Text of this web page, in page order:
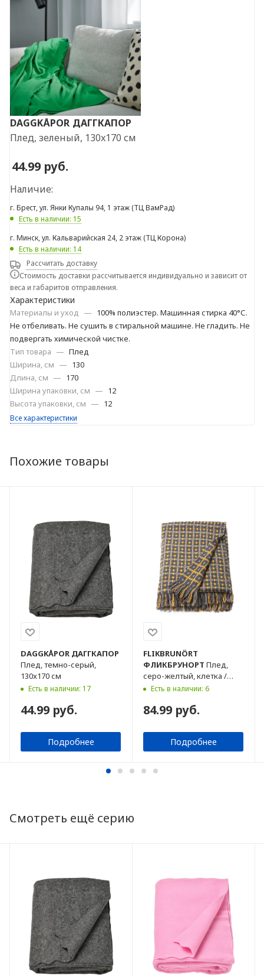
DAGGKÅPOR ДАГГКАПОР
Плед, зеленый, 130x170 см
44.99 руб.
Наличие:
г. Брест, ул. Янки Купалы 94, 1 этаж (ТЦ ВамРад)
Есть в наличии: 15
г. Минск, ул. Кальварийская 24, 2 этаж (ТЦ Корона)
Есть в наличии: 14
Рассчитать доставку
Стоимость доставки рассчитывается индивидуально и зависит от
веса и габаритов отправления.
Характеристики
Материалы и уход — 100% полиэстер. Машинная стирка 40°С.
Не отбеливать. Не сушить в стиральной машине. Не гладить. Не
подвергать химической чистке.
Тип товара — Плед
Ширина, см — 130
Длина, см — 170
Ширина упаковки, см — 12
Высота упаковки, см — 12
Все характеристики
Похожие товары
DAGGKÅPOR ДАГГКАПОР
Плед, темно-серый,
130x170 см
Есть в наличии: 17
44.99 руб.
Подробнее
FLIKBRUNÖRT
ФЛИКБРУНОРТ Плед,
серо-желтый, клетка /
полоска, 130x170 см
Есть в наличии: 6
84.99 руб.
Подробнее
Смотреть ещё серию